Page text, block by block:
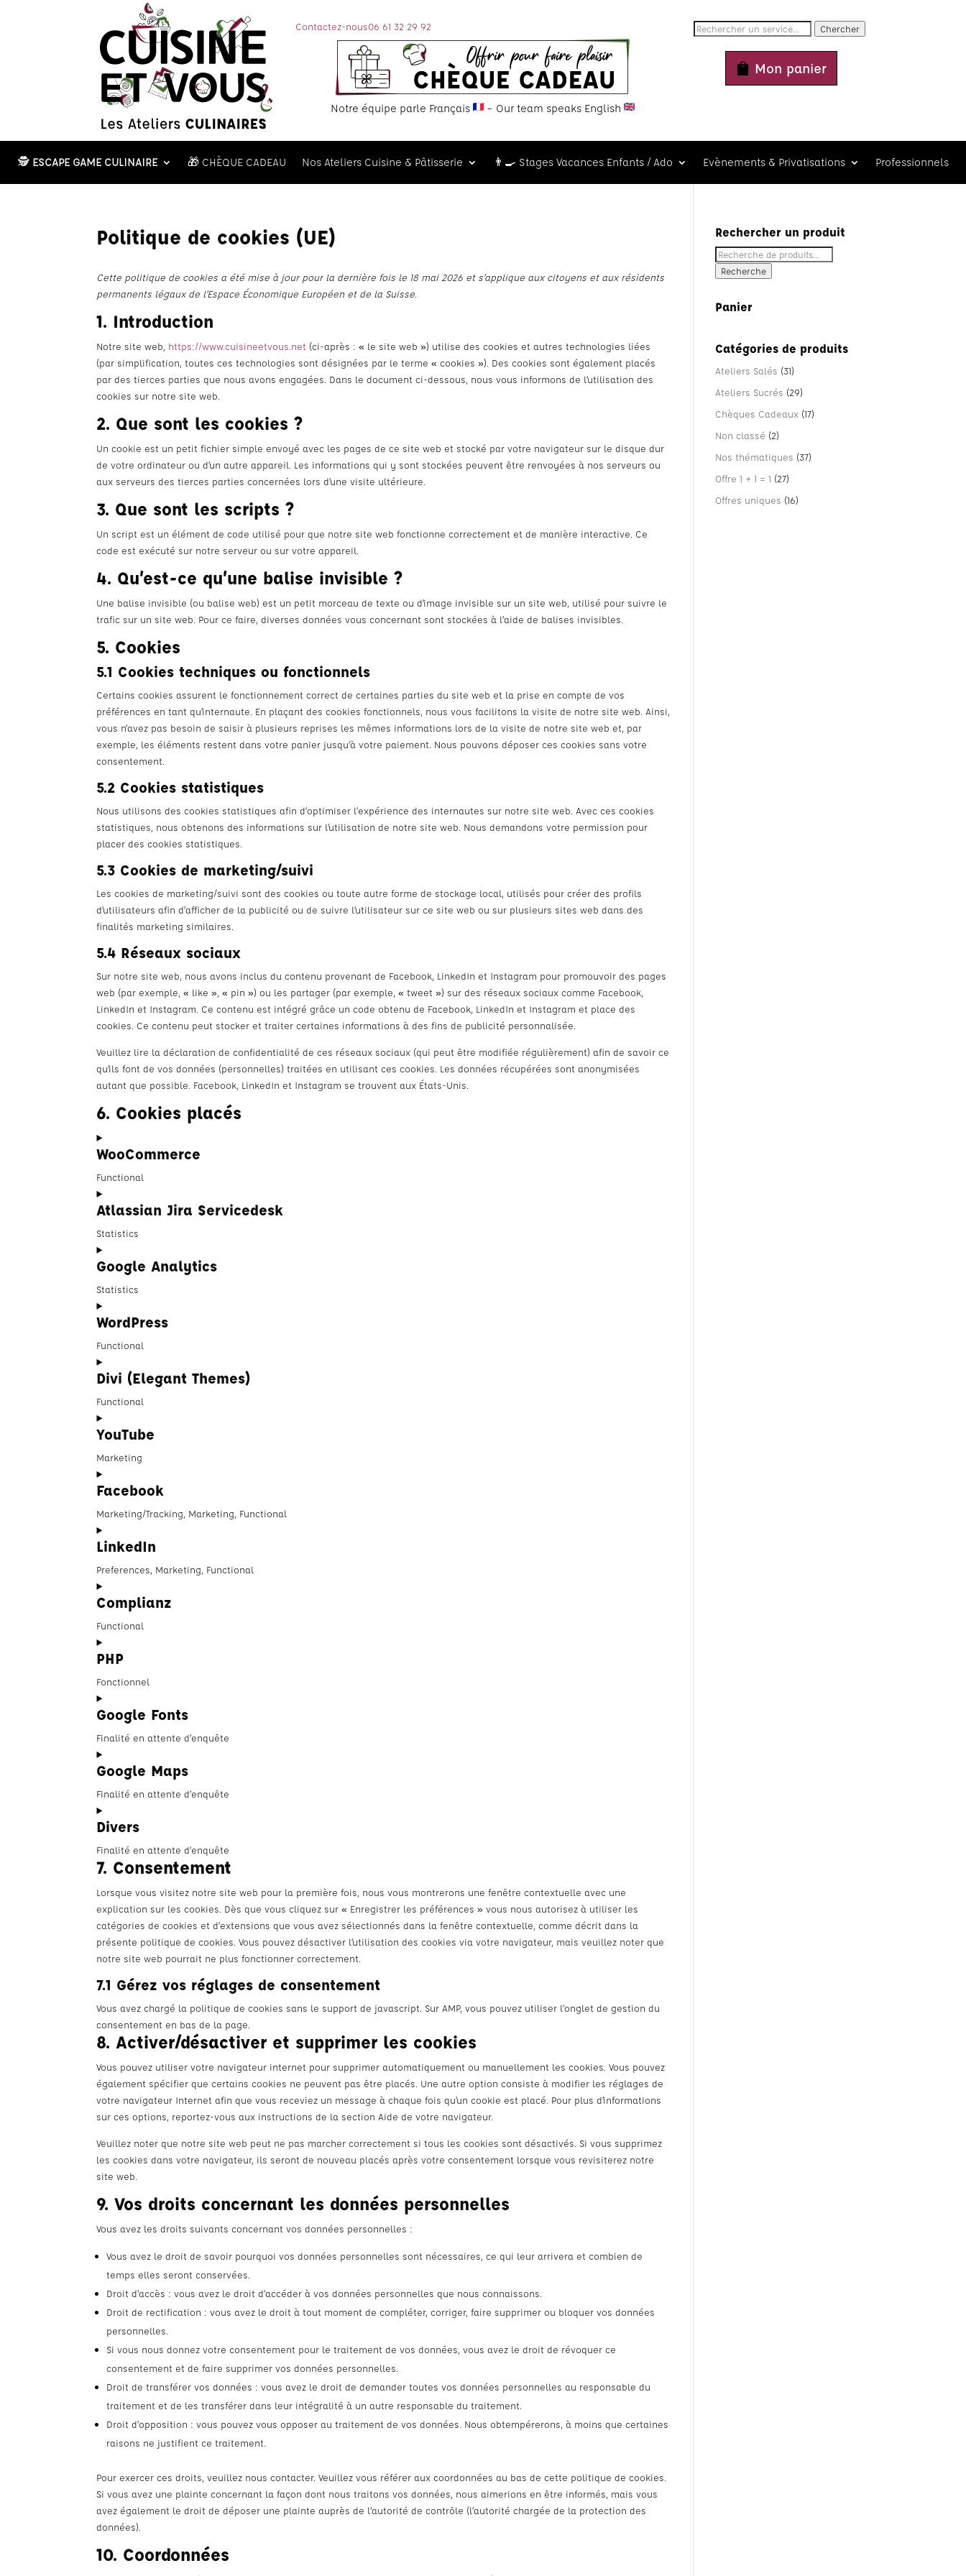
Contactez-nous06 61 32 29 92
Notre équipe parle Français – Our team speaks English
Chercher
Mon panier
🕵️ ESCAPE GAME CULINAIRE 🎁 CHÈQUE CADEAU Nos Ateliers Cuisine & Pâtisserie 👨‍🍳 Stages Vacances Enfants / Ado Evènements & Privatisations Professionnels
Politique de cookies (UE)
Cette politique de cookies a été mise à jour pour la dernière fois le 18 mai 2026 et s’applique aux citoyens et aux résidents
permanents légaux de l’Espace Économique Européen et de la Suisse.
1. Introduction
Notre site web, https://www.cuisineetvous.net (ci-après : « le site web ») utilise des cookies et autres technologies liées
(par simplification, toutes ces technologies sont désignées par le terme « cookies »). Des cookies sont également placés
par des tierces parties que nous avons engagées. Dans le document ci-dessous, nous vous informons de l’utilisation des
cookies sur notre site web.
2. Que sont les cookies ?
Un cookie est un petit fichier simple envoyé avec les pages de ce site web et stocké par votre navigateur sur le disque dur
de votre ordinateur ou d’un autre appareil. Les informations qui y sont stockées peuvent être renvoyées à nos serveurs ou
aux serveurs des tierces parties concernées lors d’une visite ultérieure.
3. Que sont les scripts ?
Un script est un élément de code utilisé pour que notre site web fonctionne correctement et de manière interactive. Ce
code est exécuté sur notre serveur ou sur votre appareil.
4. Qu’est-ce qu’une balise invisible ?
Une balise invisible (ou balise web) est un petit morceau de texte ou d’image invisible sur un site web, utilisé pour suivre le
trafic sur un site web. Pour ce faire, diverses données vous concernant sont stockées à l’aide de balises invisibles.
5. Cookies
5.1 Cookies techniques ou fonctionnels
Certains cookies assurent le fonctionnement correct de certaines parties du site web et la prise en compte de vos
préférences en tant qu’internaute. En plaçant des cookies fonctionnels, nous vous facilitons la visite de notre site web. Ainsi,
vous n’avez pas besoin de saisir à plusieurs reprises les mêmes informations lors de la visite de notre site web et, par
exemple, les éléments restent dans votre panier jusqu’à votre paiement. Nous pouvons déposer ces cookies sans votre
consentement.
5.2 Cookies statistiques
Nous utilisons des cookies statistiques afin d’optimiser l’expérience des internautes sur notre site web. Avec ces cookies
statistiques, nous obtenons des informations sur l’utilisation de notre site web. Nous demandons votre permission pour
placer des cookies statistiques.
5.3 Cookies de marketing/suivi
Les cookies de marketing/suivi sont des cookies ou toute autre forme de stockage local, utilisés pour créer des profils
d’utilisateurs afin d’afficher de la publicité ou de suivre l’utilisateur sur ce site web ou sur plusieurs sites web dans des
finalités marketing similaires.
5.4 Réseaux sociaux
Sur notre site web, nous avons inclus du contenu provenant de Facebook, LinkedIn et Instagram pour promouvoir des pages
web (par exemple, « like », « pin ») ou les partager (par exemple, « tweet ») sur des réseaux sociaux comme Facebook,
LinkedIn et Instagram. Ce contenu est intégré grâce un code obtenu de Facebook, LinkedIn et Instagram et place des
cookies. Ce contenu peut stocker et traiter certaines informations à des fins de publicité personnalisée.
Veuillez lire la déclaration de confidentialité de ces réseaux sociaux (qui peut être modifiée régulièrement) afin de savoir ce
qu’ils font de vos données (personnelles) traitées en utilisant ces cookies. Les données récupérées sont anonymisées
autant que possible. Facebook, LinkedIn et Instagram se trouvent aux États-Unis.
6. Cookies placés
WooCommerce
Functional
Consent
to
Atlassian Jira Servicedesk
Statistics
Consent
to
jira-
servicedesk
Google Analytics
Statistics
Consent
to
analytics
WordPress
Functional
Consent
to
Divi (Elegant Themes)
Functional
Consent
to
(elegant-
themes)
YouTube
Marketing
Consent
to
Facebook
Marketing/Tracking, Marketing, Functional
Consent
to
LinkedIn
Preferences, Marketing, Functional
Consent
to
Complianz
Functional
Consent
to
PHP
Fonctionnel
Consent
to
Google Fonts
Finalité en attente d’enquête
Consent
to
fonts
Google Maps
Finalité en attente d’enquête
Consent
to
google-
maps
Divers
Finalité en attente d’enquête
Consent
service
divers
7. Consentement
Lorsque vous visitez notre site web pour la première fois, nous vous montrerons une fenêtre contextuelle avec une
explication sur les cookies. Dès que vous cliquez sur « Enregistrer les préférences » vous nous autorisez à utiliser les
catégories de cookies et d’extensions que vous avez sélectionnés dans la fenêtre contextuelle, comme décrit dans la
présente politique de cookies. Vous pouvez désactiver l’utilisation des cookies via votre navigateur, mais veuillez noter que
notre site web pourrait ne plus fonctionner correctement.
7.1 Gérez vos réglages de consentement
Vous avez chargé la politique de cookies sans le support de javascript. Sur AMP, vous pouvez utiliser l’onglet de gestion du
consentement en bas de la page.
8. Activer/désactiver et supprimer les cookies
Vous pouvez utiliser votre navigateur internet pour supprimer automatiquement ou manuellement les cookies. Vous pouvez
également spécifier que certains cookies ne peuvent pas être placés. Une autre option consiste à modifier les réglages de
votre navigateur Internet afin que vous receviez un message à chaque fois qu’un cookie est placé. Pour plus d’informations
sur ces options, reportez-vous aux instructions de la section Aide de votre navigateur.
Veuillez noter que notre site web peut ne pas marcher correctement si tous les cookies sont désactivés. Si vous supprimez
les cookies dans votre navigateur, ils seront de nouveau placés après votre consentement lorsque vous revisiterez notre
site web.
9. Vos droits concernant les données personnelles
Vous avez les droits suivants concernant vos données personnelles :
Vous avez le droit de savoir pourquoi vos données personnelles sont nécessaires, ce qui leur arrivera et combien de
temps elles seront conservées.
Droit d’accès : vous avez le droit d’accéder à vos données personnelles que nous connaissons.
Droit de rectification : vous avez le droit à tout moment de compléter, corriger, faire supprimer ou bloquer vos données
personnelles.
Si vous nous donnez votre consentement pour le traitement de vos données, vous avez le droit de révoquer ce
consentement et de faire supprimer vos données personnelles.
Droit de transférer vos données : vous avez le droit de demander toutes vos données personnelles au responsable du
traitement et de les transférer dans leur intégralité à un autre responsable du traitement.
Droit d’opposition : vous pouvez vous opposer au traitement de vos données. Nous obtempérerons, à moins que certaines
raisons ne justifient ce traitement.
Pour exercer ces droits, veuillez nous contacter. Veuillez vous référer aux coordonnées au bas de cette politique de cookies.
Si vous avez une plainte concernant la façon dont nous traitons vos données, nous aimerions en être informés, mais vous
avez également le droit de déposer une plainte auprès de l’autorité de contrôle (l’autorité chargée de la protection des
données).
10. Coordonnées
Rechercher un produit
Recherche
pour :
Recherche
Panier
Catégories de produits
Ateliers Salés (31)
Ateliers Sucrés (29)
Chèques Cadeaux (17)
Non classé (2)
Nos thématiques (37)
Offre 1 + 1 = 1 (27)
Offres uniques (16)